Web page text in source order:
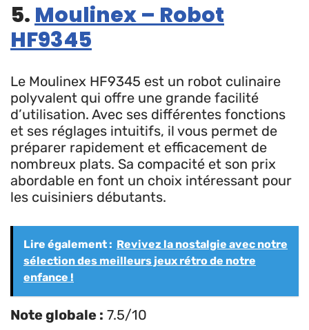
5. Moulinex – Robot
HF9345
Le Moulinex HF9345 est un robot culinaire
polyvalent qui offre une grande facilité
d’utilisation. Avec ses différentes fonctions
et ses réglages intuitifs, il vous permet de
préparer rapidement et efficacement de
nombreux plats. Sa compacité et son prix
abordable en font un choix intéressant pour
les cuisiniers débutants.
Lire également : Revivez la nostalgie avec notre
sélection des meilleurs jeux rétro de notre
enfance !
Note globale : 7.5/10